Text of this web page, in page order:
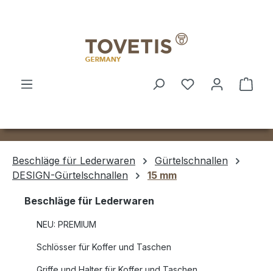
Beschläge für Lederwaren
Gürtelschnallen
DESIGN-Gürtelschnallen
15 mm
Beschläge für Lederwaren
NEU: PREMIUM
Schlösser für Koffer und Taschen